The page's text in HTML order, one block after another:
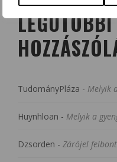
LEGUTÓBBI
TudományPláza - Melyik
Huynhloan - Melyik a
Dzsorden - Zárójel